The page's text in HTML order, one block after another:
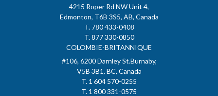
4215 Roper Rd NW Unit 4,
Edmonton, T6B 3S5, AB, Canada
T. 780 433-0408
T. 877 330-0850
COLOMBIE-BRITANNIQUE
#106, 6200 Darnley St.Burnaby,
V5B 3B1, BC, Canada
T. 1 604 570-0255
T. 1 800 331-0575